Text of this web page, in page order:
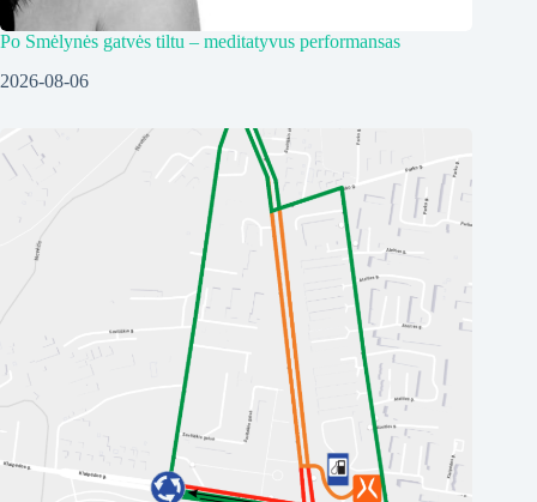
Po Smėlynės gatvės tiltu – meditatyvus performansas
2026-08-06